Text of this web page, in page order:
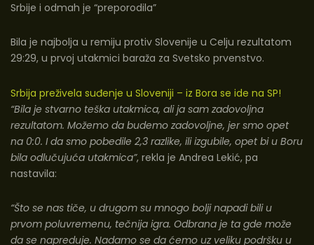
Srbije i odmah je “preporodila”
Bila je najbolja u remiju protiv Slovenije u Celju rezultatom
29:29, u prvoj utakmici baraža za Svetsko prvenstvo.
Srbija preživela suđenje u Sloveniji – iz Bora se ide na SP!
“Bila je stvarno teška utakmica, ali ja sam zadovoljna
rezultatom. Možemo da budemo zadovoljne, jer smo opet
na 0:0. I da smo pobedile 2,3 razlike, ili izgubile, opet bi u Boru
bila odlučujuća utakmica”, rekla je Andrea Lekić, pa
nastavila:
“Što se nas tiče, u drugom su mnogo bolji napadi bili u
prvom poluvremenu, tečnija igra. Odbrana je ta gde može
da se napreduje. Nadamo se da ćemo uz veliku podršku u